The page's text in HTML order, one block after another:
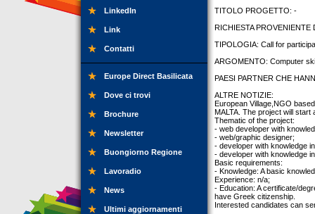
LinkedIn
Link
Contatti
Europe Direct Basilicata
Dove ci trovi
Brochure
Newsletter
Buongiorno Regione
Lavoradio
News
Ultimi aggiornamenti
TITOLO PROGETTO: -
RICHIESTA PROVENIENTE
TIPOLOGIA: Call for
ARGOMENTO: Computer
PAESI PARTNER CHE
ALTRE NOTIZIE:
European Village,NGO
MALTA. The project will
Thematic of the project:
- web developer with
- web/graphic designer;
- developer with knowledge
- developer with knowledge
Basic requirements:
- Knowledge: A basic
Experience: n/a;
- Education: A certificate/
have Greek citizenship.
Interested candidates can